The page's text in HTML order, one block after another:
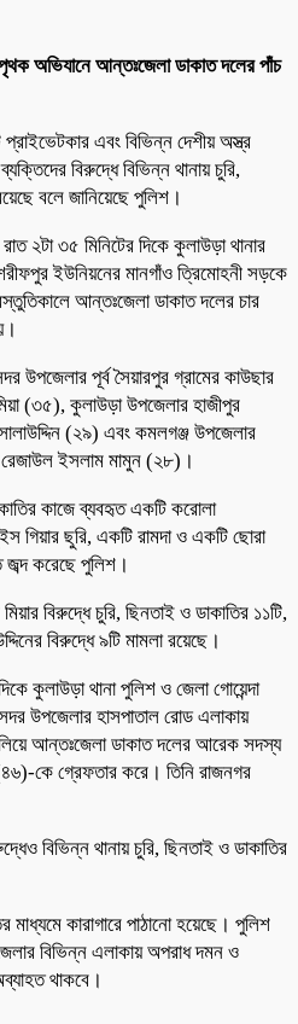
অভিযানে আন্তঃজেলা ডাকাত দলের পাঁচ
এবং বিভিন্ন দেশীয় অস্ত্র
বিরুদ্ধে বিভিন্ন থানায় চুরি,
বলে জানিয়েছে পুলিশ।
২টা ৩৫ মিনিটের দিকে কুলাউড়া থানার
ইউনিয়নের মানগাঁও ত্রিমোহনী সড়কে
আন্তঃজেলা ডাকাত দলের চার
উপজেলার পূর্ব সৈয়ারপুর গ্রামের কাউছার
(৩৫), কুলাউড়া উপজেলার হাজীপুর
(২৯) এবং কমলগঞ্জ উপজেলার
রেজাউল ইসলাম মামুন (২৮)।
কাজে ব্যবহৃত একটি করোলা
গিয়ার ছুরি, একটি রামদা ও একটি ছোরা
করেছে পুলিশ।
বিরুদ্ধে চুরি, ছিনতাই ও ডাকাতির ১১টি,
বিরুদ্ধে ৯টি মামলা রয়েছে।
কুলাউড়া থানা পুলিশ ও জেলা গোয়েন্দা
উপজেলার হাসপাতাল রোড এলাকায়
আন্তঃজেলা ডাকাত দলের আরেক সদস্য
কে গ্রেফতার করে। তিনি রাজনগর
বিভিন্ন থানায় চুরি, ছিনতাই ও ডাকাতির
কারাগারে পাঠানো হয়েছে। পুলিশ
বিভিন্ন এলাকায় অপরাধ দমন ও
থাকবে।